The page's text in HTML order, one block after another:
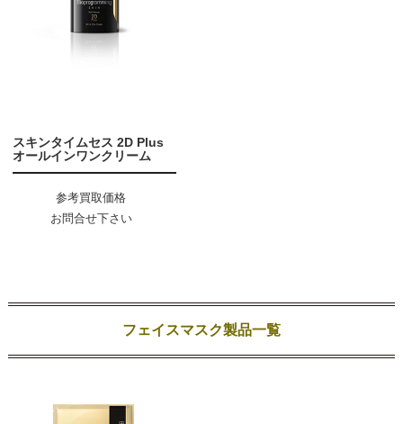
スキンタイムセス 2D Plus
オールインワンクリーム
参考買取価格
お問合せ下さい
フェイスマスク製品一覧